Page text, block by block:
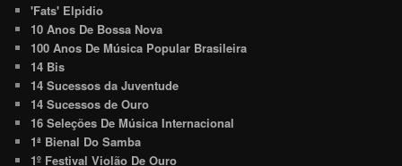
'Fats' Elpidio
10 Anos De Bossa Nova
100 Anos De Música Popular Brasileira
14 Bis
14 Sucessos da Juventude
14 Sucessos de Ouro
16 Seleções De Música Internacional
1ª Bienal Do Samba
1º Festival Violão De Ouro